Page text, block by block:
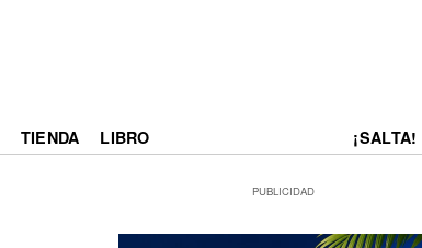
TIENDA LIBRO ¡SALTA!
PUBLICIDAD